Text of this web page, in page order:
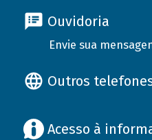
Ouvidoria
Envie sua
Outros
Acesso à